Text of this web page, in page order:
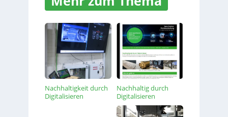
Nachhaltigkeit durch
Digitalisieren
Nachhaltig durch
Digitalisieren